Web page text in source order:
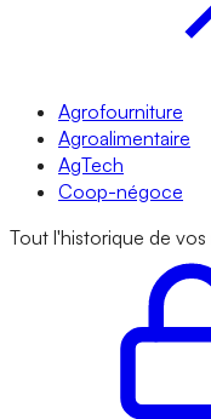
Agrofourniture
Agroalimentaire
AgTech
Coop-négoce
Tout l'historique de